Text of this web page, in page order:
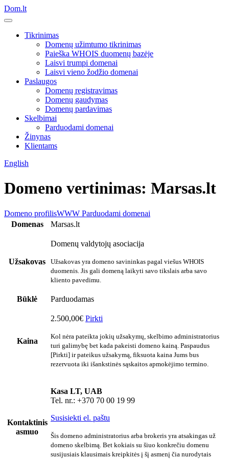
Dom.lt
Tikrinimas
Domenų užimtumo tikrinimas
Paieška WHOIS duomenų bazėje
Laisvi trumpi domenai
Laisvi vieno žodžio domenai
Paslaugos
Domenų registravimas
Domenų gaudymas
Domenų pardavimas
Skelbimai
Parduodami domenai
Žinynas
Klientams
English
Domeno vertinimas: Marsas.lt
Domeno profilisWWW Parduodami domenai
Domenas
Marsas.lt
Užsakovas
Domenų valdytojų asociacija
Užsakovas yra domeno savininkas pagal viešus WHOIS
duomenis. Jis gali domeną laikyti savo tikslais arba savo
kliento pavedimu.
Būklė Parduodamas
Kaina
2.500,00€ Pirkti
Kol nėra pateikta jokių užsakymų, skelbimo administratorius
turi galimybę bet kada pakeisti domeno kainą. Paspaudus
[Pirkti] ir pateikus užsakymą, fiksuota kaina Jums bus
rezervuota iki išankstinės sąskaitos apmokėjimo termino.
Kontaktinis
asmuo
Kasa LT, UAB
Tel. nr.: +370 70 00 19 99
Susisiekti el. paštu
Šis domeno administratorius arba brokeris yra atsakingas už
domeno skelbimą. Bet kokiais su šiuo konkrečiu domenu
susijusiais klausimais kreipkitės į šį asmenį čia nurodytais